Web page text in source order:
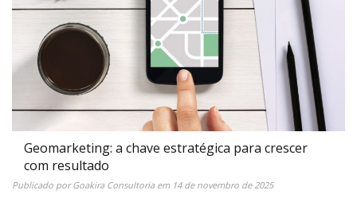
Geomarketing: a chave estratégica para crescer
com resultado
Publicado porGoakira Consultoriaem 14 de novembro de 2025